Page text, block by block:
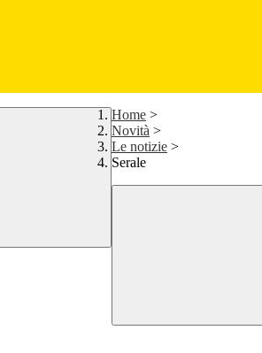
Home >
Novità >
Le notizie >
Serale